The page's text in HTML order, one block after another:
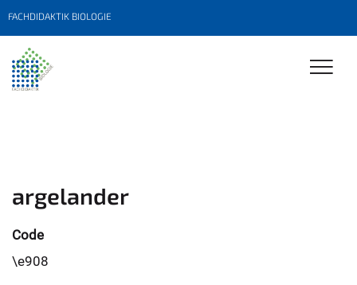
FACHDIDAKTIK BIOLOGIE
argelander
Code
\e908